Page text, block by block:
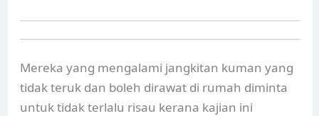
Mereka yang mengalami jangkitan kuman yang
tidak teruk dan boleh dirawat di rumah diminta
untuk tidak terlalu risau kerana kajian ini